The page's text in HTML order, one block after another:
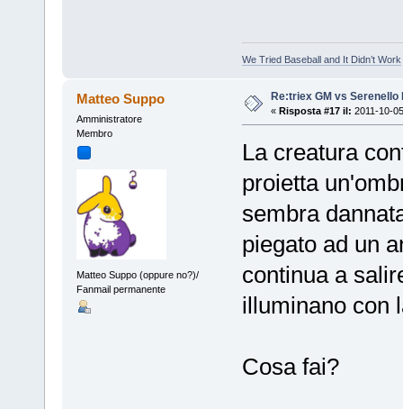
We Tried Baseball and It Didn’t Work
Matteo Suppo
Amministratore
Membro
Matteo Suppo (oppure no?)/
Fanmail permanente
Re:triex GM vs Serenello
« Risposta #17 il: 2011-10-
La creatura
proietta
sembra
piegato ad un
continua a
illuminano con
Cosa fai?